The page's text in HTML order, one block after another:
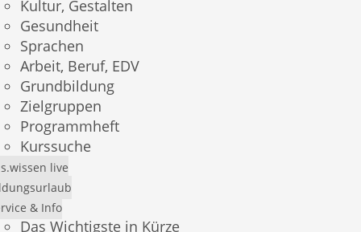
Kultur, Gestalten
Gesundheit
Sprachen
Arbeit, Beruf, EDV
Grundbildung
Zielgruppen
Programmheft
Kurssuche
live
& Info
Das Wichtigste in Kürze
Passwort vergessen?
Registrierung
E-Mail *